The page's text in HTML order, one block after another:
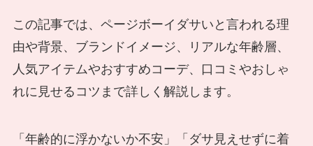
この記事では、ページボーイダサいと言われる理
由や背景、ブランドイメージ、リアルな年齢層、
人気アイテムやおすすめコーデ、口コミやおしゃ
れに見せるコツまで詳しく解説します。
「年齢的に浮かないか不安」「ダサ見えせずに着